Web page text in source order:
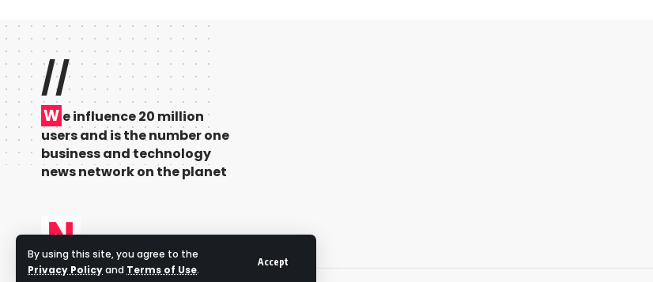
By using this site, you agree to the
Privacy Policyand Terms of Use.
Accept
//
W e influence 20 million
users and is the number one
business and technology
news network on the planet